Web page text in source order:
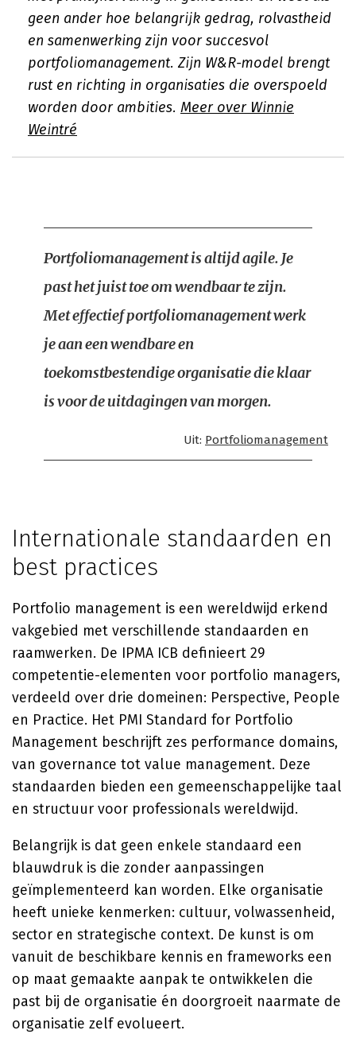
geen ander hoe belangrijk gedrag, rolvastheid
en samenwerking zijn voor succesvol
portfoliomanagement. Zijn W&R-model brengt
rust en richting in organisaties die overspoeld
worden door ambities. Meer over Winnie
Weintré
Portfoliomanagement is altijd agile. Je
past het juist toe om wendbaar te zijn.
Met effectief portfoliomanagement werk
je aan een wendbare en
toekomstbestendige organisatie die klaar
is voor de uitdagingen van morgen.
Uit: Portfoliomanagement
Internationale standaarden en
best practices
Portfolio management is een wereldwijd erkend
vakgebied met verschillende standaarden en
raamwerken. De IPMA ICB definieert 29
competentie-elementen voor portfolio managers,
verdeeld over drie domeinen: Perspective, People
en Practice. Het PMI Standard for Portfolio
Management beschrijft zes performance domains,
van governance tot value management. Deze
standaarden bieden een gemeenschappelijke taal
en structuur voor professionals wereldwijd.
Belangrijk is dat geen enkele standaard een
blauwdruk is die zonder aanpassingen
geïmplementeerd kan worden. Elke organisatie
heeft unieke kenmerken: cultuur, volwassenheid,
sector en strategische context. De kunst is om
vanuit de beschikbare kennis en frameworks een
op maat gemaakte aanpak te ontwikkelen die
past bij de organisatie én doorgroeit naarmate de
organisatie zelf evolueert.